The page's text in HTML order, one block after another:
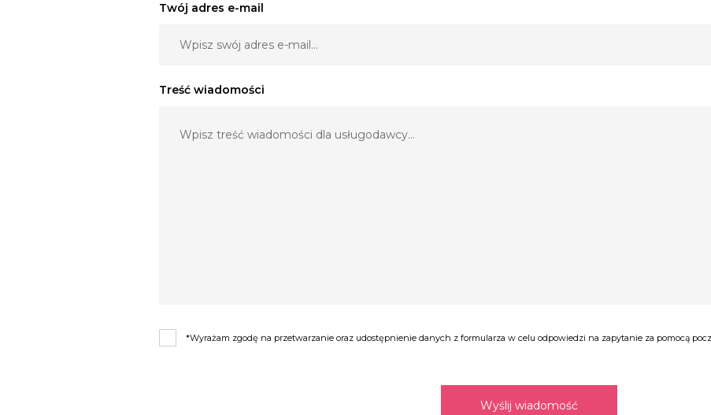
Twój adres e-mail
Treść wiadomości
*Wyrażam zgodę na przetwarzanie oraz udostępnienie danych z formularza w celu odpowiedzi na zapytanie za pomocą
Wyślij wiadomość